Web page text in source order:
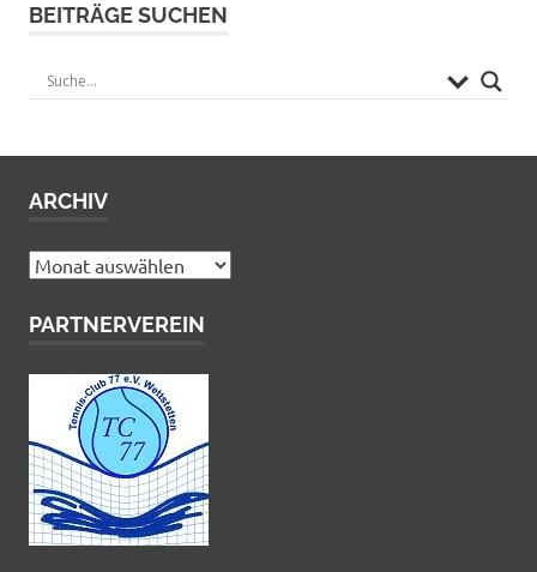
BEITRÄGE SUCHEN
ARCHIV
Archiv
PARTNERVEREIN